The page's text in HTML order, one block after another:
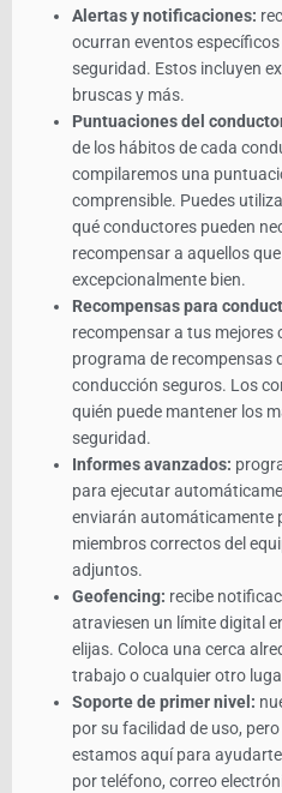
Alertas y notificaciones:
ocurran eventos
seguridad. Estos incluyen
bruscas y más.
Puntuaciones del
de los hábitos de cada
compilaremos una
comprensible. Puedes
qué conductores pueden
recompensar a aquellos
excepcionalmente bien.
Recompensas para
recompensar a tus mejores
programa de recompensas
conducción seguros. Los
quién puede mantener los
seguridad.
Informes avanzados:
para ejecutar
enviarán automáticamente
miembros correctos del
adjuntos.
Geofencing: recibe
atraviesen un límite digital
elijas. Coloca una cerca
trabajo o cualquier otro
Soporte de primer nivel:
por su facilidad de uso,
estamos aquí para
por teléfono, correo